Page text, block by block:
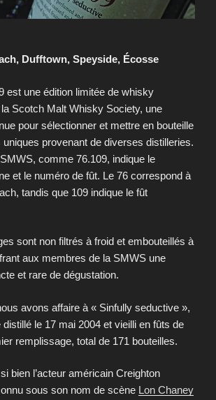
Dufftown, Speyside, Écosse
est une édition limitée de whisky
Scotch Malt Whisky Society, une
pour sélectionner et mettre en bouteille
provenant de diverses distilleries.
comme 76.109, indique le
et le numéro de fût. Le 76 correspond à
tandis que 109 indique le fût
sont non filtrés à froid et embouteillés à
aux membres de la SMWS une
et rare de dégustation.
avons affaire à « Sinfully seductive »,
distillé le 17 mai 2004 et vieilli en fûts de
remplissage, total de 171 bouteilles.
bien l’acteur américain Creighton
sous son nom de scène Lon Chaney